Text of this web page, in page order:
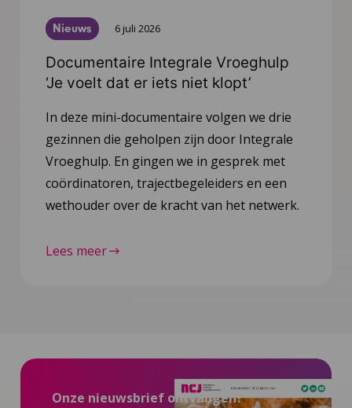
Nieuws 6 juli 2026
Documentaire Integrale Vroeghulp
‘Je voelt dat er iets niet klopt’
In deze mini-documentaire volgen we drie
gezinnen die geholpen zijn door Integrale
Vroeghulp. En gingen we in gesprek met
coördinatoren, trajectbegeleiders en een
wethouder over de kracht van het netwerk.
Lees meer
Onze nieuwsbrief ontvangen?